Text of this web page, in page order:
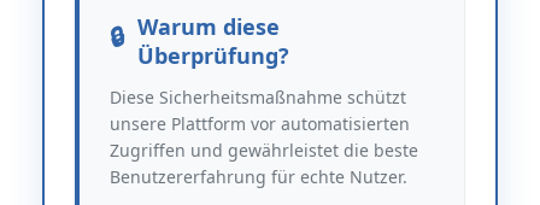
Warum diese
Überprüfung?
Diese Sicherheitsmaßnahme schützt
unsere Plattform vor automatisierten
Zugriffen und gewährleistet die beste
Benutzererfahrung für echte Nutzer.